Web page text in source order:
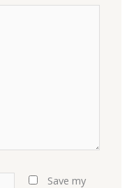
Save my